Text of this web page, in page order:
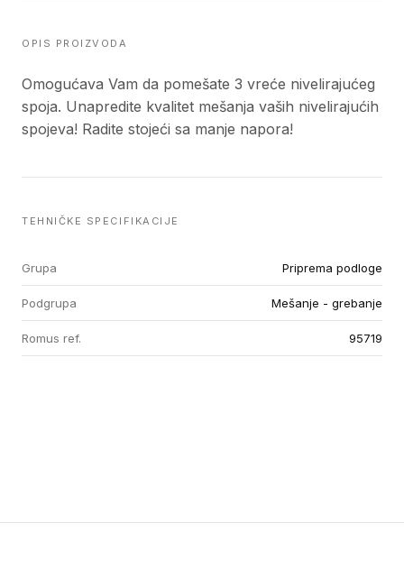
OPIS PROIZVODA
Omogućava Vam da pomešate 3 vreće nivelirajućeg
spoja. Unapredite kvalitet mešanja vaših nivelirajućih
spojeva! Radite stojeći sa manje napora!
TEHNIČKE SPECIFIKACIJE
Grupa Priprema podloge
Podgrupa Mešanje - grebanje
Romus ref. 95719